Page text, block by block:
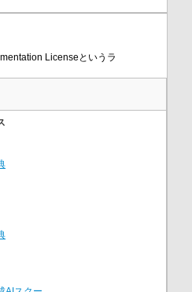
Licenseというラ